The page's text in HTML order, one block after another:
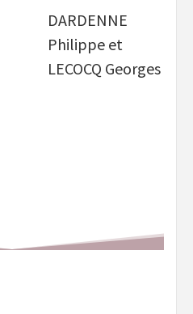
DARDENNE
Philippe et
LECOCQ Georges